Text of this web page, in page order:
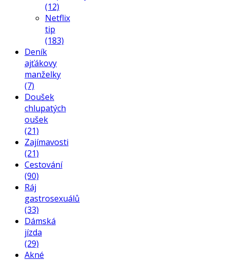
(12)
Netflix
tip
(183)
Deník
ajťákovy
manželky
(7)
Doušek
chlupatých
oušek
(21)
Zajímavosti
(21)
Cestování
(90)
Ráj
gastrosexuálů
(33)
Dámská
jízda
(29)
Akné